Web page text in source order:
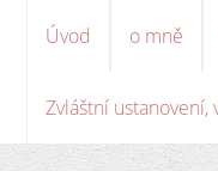
Úvod o mně
Zvláštní ustanovení,